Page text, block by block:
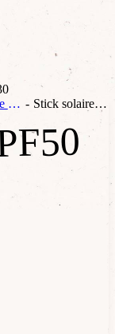
Crème & soins Stick solaire SPF50 visage et lèvre